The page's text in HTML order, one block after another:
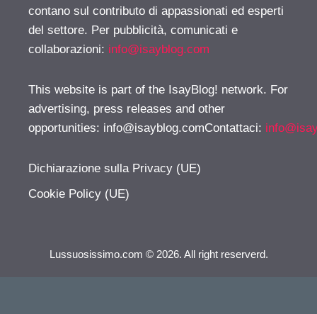
contano sul contributo di appassionati ed esperti
del settore. Per pubblicità, comunicati e
collaborazioni: info@isayblog.com
This website is part of the IsayBlog! network. For
advertising, press releases and other
opportunities: info@isayblog.comContattaci:
Dichiarazione sulla Privacy (UE)
Cookie Policy (UE)
Lussuosissimo.com © 2026. All right reserverd.